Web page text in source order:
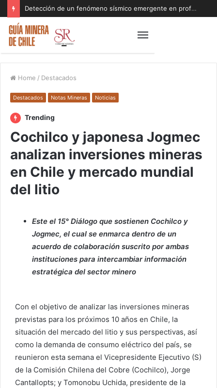
Detección de un fenómeno sísmico emergente en profundidad con riesgos diferentes a los conocidos paraliza Andes Norte
Home / Destacados
Destacados Notas Mineras Noticias
Trending
Cochilco y japonesa Jogmec
analizan inversiones mineras
en Chile y mercado mundial
del litio
Este el 15° Diálogo que sostienen Cochilco y
Jogmec, el cual se enmarca dentro de un
acuerdo de colaboración suscrito por ambas
instituciones para intercambiar información
estratégica del sector minero
Con el objetivo de analizar las inversiones mineras
previstas para los próximos 10 años en Chile, la
situación del mercado del litio y sus perspectivas, así
como la demanda de consumo eléctrico del país, se
reunieron esta semana el Vicepresidente Ejecutivo (S)
de la Comisión Chilena del Cobre (Cochilco), Jorge
Cantallopts; y Tomonobu Uchida, presidente de la